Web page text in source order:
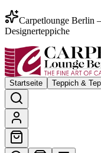
Carpetlounge Berlin
Designerteppiche
Startseite Teppich &